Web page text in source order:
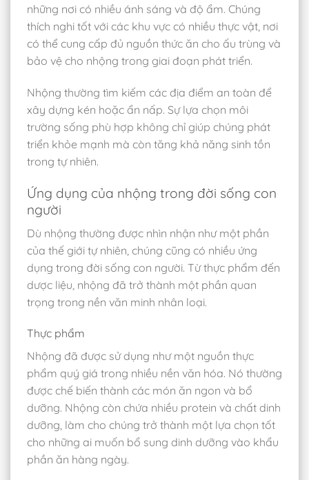
những nơi có nhiều ánh sáng và độ ẩm. Chúng
thích nghi tốt với các khu vực có nhiều thực vật, nơi
có thể cung cấp đủ nguồn thức ăn cho ấu trùng và
bảo vệ cho nhộng trong giai đoạn phát triển.
Nhộng thường tìm kiếm các địa điểm an toàn để
xây dựng kén hoặc ẩn nấp. Sự lựa chọn môi
trường sống phù hợp không chỉ giúp chúng phát
triển khỏe mạnh mà còn tăng khả năng sinh tồn
trong tự nhiên.
Ứng dụng của nhộng trong đời sống con
người
Dù nhộng thường được nhìn nhận như một phần
của thế giới tự nhiên, chúng cũng có nhiều ứng
dụng trong đời sống con người. Từ thực phẩm đến
dược liệu, nhộng đã trở thành một phần quan
trọng trong nền văn minh nhân loại.
Thực phẩm
Nhộng đã được sử dụng như một nguồn thực
phẩm quý giá trong nhiều nền văn hóa. Nó thường
được chế biến thành các món ăn ngon và bổ
dưỡng. Nhộng còn chứa nhiều protein và chất dinh
dưỡng, làm cho chúng trở thành một lựa chọn tốt
cho những ai muốn bổ sung dinh dưỡng vào khẩu
phần ăn hàng ngày.